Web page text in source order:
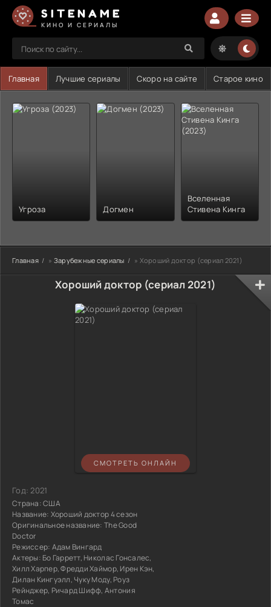
SITENAME
КИНО И СЕРИАЛЫ
Главная Лучшие сериалы Скоро на сайте Старое кино
Угроза Догмен
Вселенная
Стивена Кинга
Главная » Зарубежные сериалы » Хороший доктор (сериал 2021)
Хороший доктор (сериал 2021)
СМОТРЕТЬ ОНЛАЙН
Год:2021
Страна:США
Название: Хороший доктор 4 сезон
Оригинальное название: The Good
Doctor
Режиссер: Адам Вингард
Актеры: Бо Гарретт, Николас Гонсалес,
Хилл Харпер, Фредди Хаймор, Ирен Кэн,
Дилан Кингуэлл, Чуку Моду, Роуз
Рейнджер, Ричард Шифф, Антония
Томас